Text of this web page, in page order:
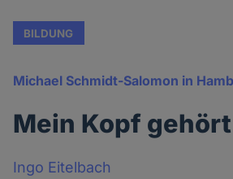
BILDUNG
Michael Schmidt-Salomon in
Mein Kopf
Ingo Eitelbach